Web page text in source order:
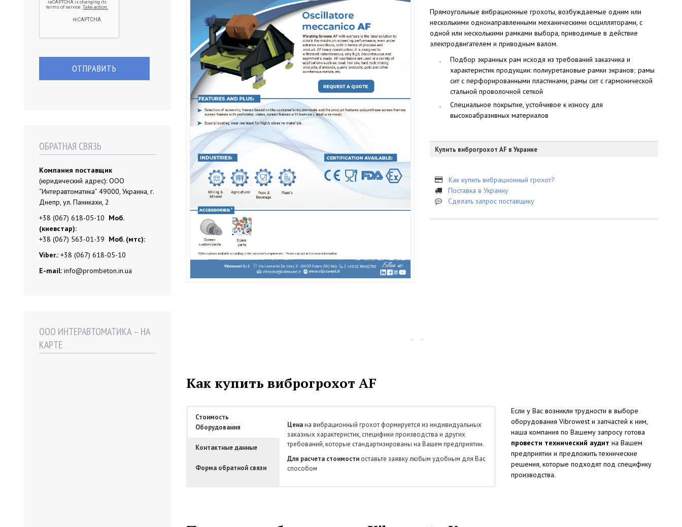
Прямоугольные вибрационные грохоты, возбуждаемые одним или
несколькими однонаправленными механическими осцилляторами, с
одной или несколькими рамками выбора, приводимые в действие
электродвигателем и приводным валом.
Подбор экранных рам исходя из требований заказчика и
характеристик продукции: полиуретановые рамки экранов; рамы
сит с перфорированными пластинами, рамы сит с гармонической
стальной проволочной сеткой
Специальное покрытие, устойчивое к износу для
высокоабразивных материалов
Купить виброгрохот AF в Украине
Как купить вибрационный грохот?
Поставка в Украину
Сделать запрос поставщику
Как купить виброгрохот AF
Стоимость
Оборудования
Контактные данные
Форма обратной связи
Ценана вибрационный грохот формируется из индивидуальных
заказных характеристик, специфики производства и других
требований, которые стандартизированы на Вашем предприятии.
Для расчета стоимости оставьте заявку любым удобным для Вас
способом
Если у Вас возникли трудности в выборе
оборудования Vibrowest и запчастей к ним,
наша компания по Вашему запросу готова
провести технический аудит на Вашем
предприятии и предложить технические
решения, которые подходят под специфику
производства.
ОБРАТНАЯ СВЯЗЬ
Компания поставщик
(юридический адрес): ООО
“Интеравтоматика” 49000, Украина, г.
Днепр, ул. Паникахи, 2
+38 (067) 618-05-10 Моб.
(киевстар):
+38 (067) 563-01-39 Моб. (мтс):
Viber.: +38 (067) 618-05-10
E-mail: info@prombeton.in.ua
ООО ИНТЕРАВТОМАТИКА – НА
КАРТЕ